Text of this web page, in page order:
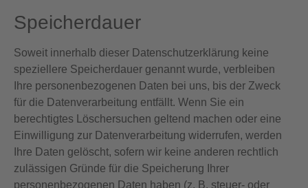
Speicherdauer
Soweit innerhalb dieser Datenschutzerklärung keine
speziellere Speicherdauer genannt wurde, verbleiben
Ihre personenbezogenen Daten bei uns, bis der Zweck
für die Datenverarbeitung entfällt. Wenn Sie ein
berechtigtes Löschersuchen geltend machen oder eine
Einwilligung zur Datenverarbeitung widerrufen, werden
Ihre Daten gelöscht, sofern wir keine anderen rechtlich
zulässigen Gründe für die Speicherung Ihrer
personenbezogenen Daten haben (z. B. steuer- oder